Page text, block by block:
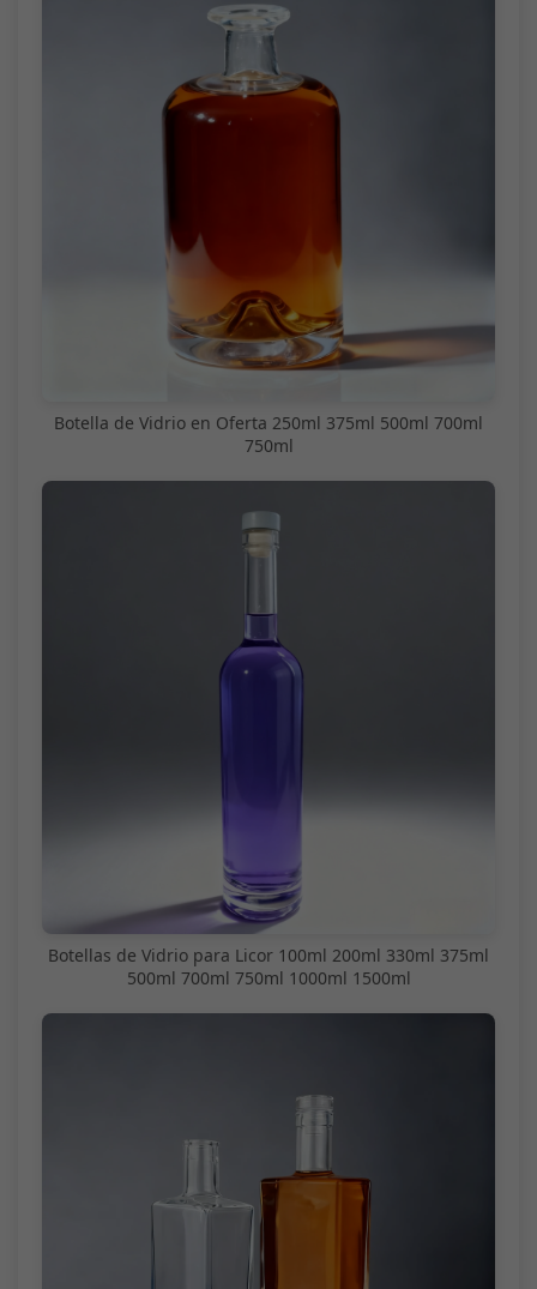
Botella de Vidrio en Oferta 250ml 375ml 500ml 700ml
750ml
Botellas de Vidrio para Licor 100ml 200ml 330ml 375ml
500ml 700ml 750ml 1000ml 1500ml